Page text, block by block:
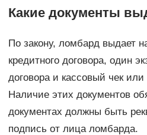
Какие документы
По закону, ломбард выдает
кредитного договора, один
договора и кассовый чек
Наличие этих документов
документах должны быть
подпись от лица ломбарда.